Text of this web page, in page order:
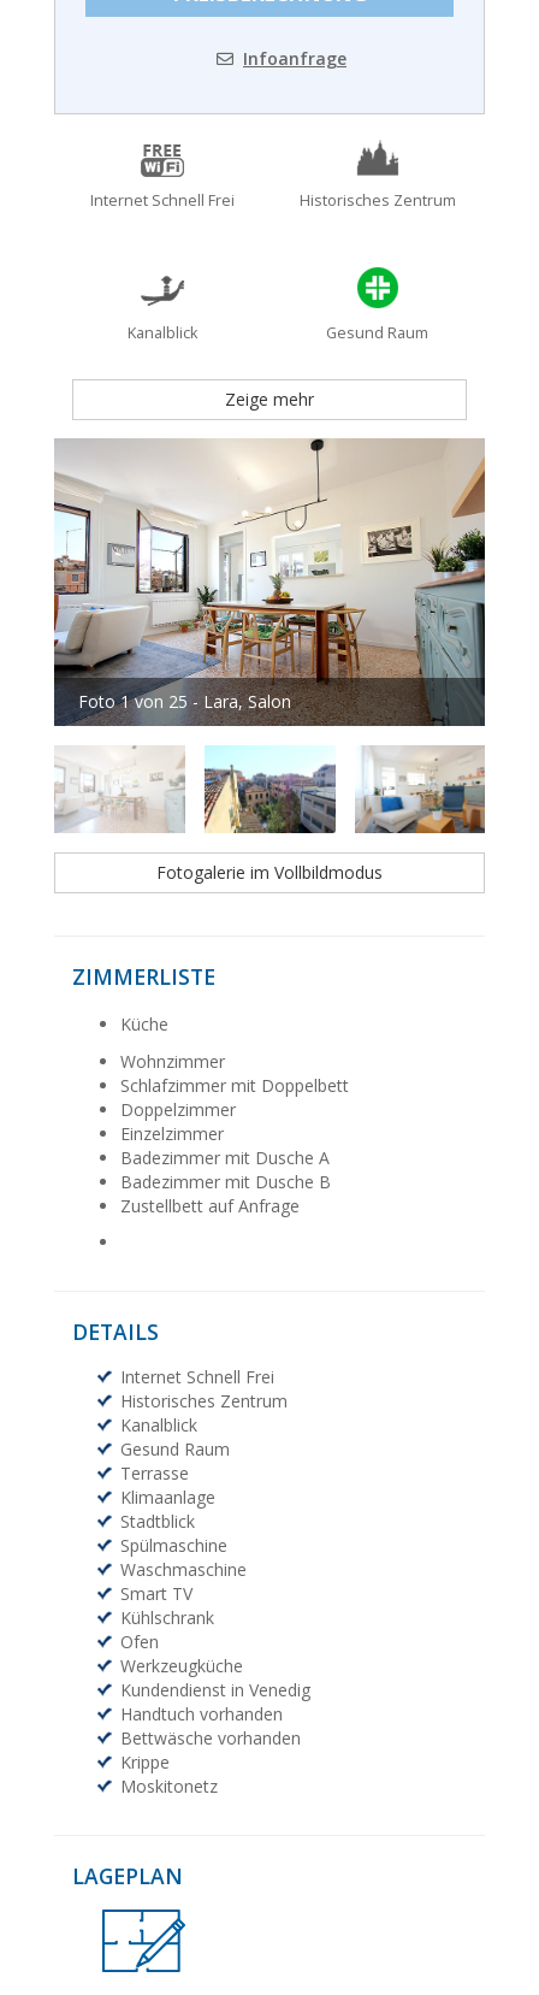
Infoanfrage
Internet Schnell Frei Historisches Zentrum
Kanalblick Gesund Raum
Zeige mehr
Foto 1 von 25 - Lara, Salon
Fotogalerie im Vollbildmodus
ZIMMERLISTE
Küche
Wohnzimmer
Schlafzimmer mit Doppelbett
Doppelzimmer
Einzelzimmer
Badezimmer mit Dusche A
Badezimmer mit Dusche B
Zustellbett auf Anfrage
DETAILS
Internet Schnell Frei
Historisches Zentrum
Kanalblick
Gesund Raum
Terrasse
Klimaanlage
Stadtblick
Spülmaschine
Waschmaschine
Smart TV
Kühlschrank
Ofen
Werkzeugküche
Kundendienst in Venedig
Handtuch vorhanden
Bettwäsche vorhanden
Krippe
Moskitonetz
LAGEPLAN